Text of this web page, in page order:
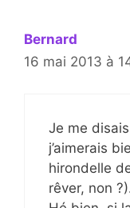
Bernard
16 mai 2013 à
Je me disais
j’aimerais
hirondelle
rêver, non